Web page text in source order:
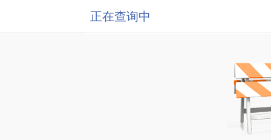
正在查询中